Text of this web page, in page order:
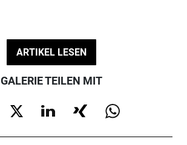
ARTIKEL LESEN
GALERIE TEILEN MIT